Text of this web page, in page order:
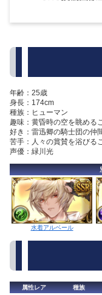
年齢：25歳
身長：174cm
種族：ヒューマン
趣味：黄昏時の空を眺める
好き：雷迅卿の騎士団の仲
苦手：人々の賞賛を浴びる
声優：緑川光
水着アルベール
属性レア 種族